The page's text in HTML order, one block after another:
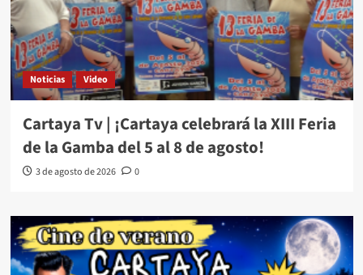
Noticias Video
Cartaya Tv | ¡Cartaya celebrará la XIII Feria
de la Gamba del 5 al 8 de agosto!
3 de agosto de 2026 0